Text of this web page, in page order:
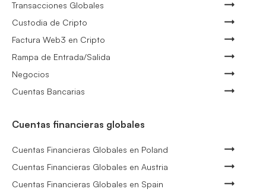
Transacciones Globales
Custodia de Cripto
Factura Web3 en Cripto
Rampa de Entrada/Salida
Negocios
Cuentas Bancarias
Cuentas financieras globales
Cuentas Financieras Globales en Poland
Cuentas Financieras Globales en Austria
Cuentas Financieras Globales en Spain